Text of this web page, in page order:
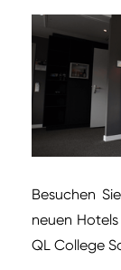
Besuchen
neuen
QL College